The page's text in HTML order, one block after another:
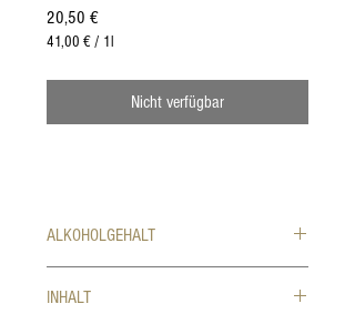
20,50 €Preis
41,00 €/ 1l
pro
Liter
Nicht verfügbar
ALKOHOLGEHALT
INHALT